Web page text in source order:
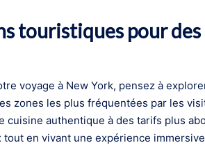
touristiques pour des
voyage à New York, pensez à
zones les plus fréquentées par les
authentique à des tarifs plus
en vivant une expérience